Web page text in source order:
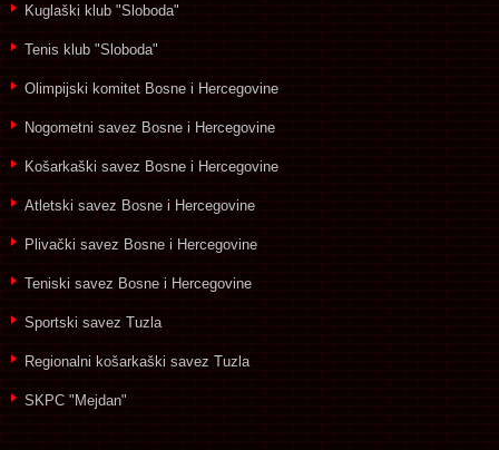
Kuglaški klub "Sloboda"
Tenis klub "Sloboda"
Olimpijski komitet Bosne i Hercegovine
Nogometni savez Bosne i Hercegovine
Košarkaški savez Bosne i Hercegovine
Atletski savez Bosne i Hercegovine
Plivački savez Bosne i Hercegovine
Teniski savez Bosne i Hercegovine
Sportski savez Tuzla
Regionalni košarkaški savez Tuzla
SKPC "Mejdan"